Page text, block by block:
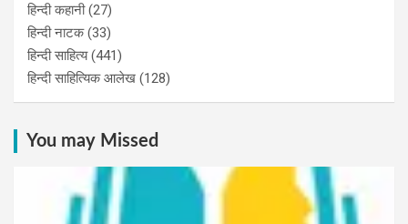
हिन्दी कहानी(27)
हिन्‍दी नाटक(33)
हिन्दी साहित्य(441)
हिन्दी साहित्यिक आलेख (128)
You may Missed